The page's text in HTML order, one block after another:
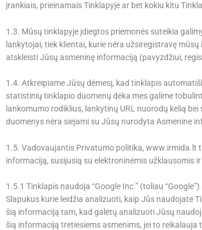
įrankiais, prieinamais Tinklapyje ar bet kokiu kitu
1.3. Mūsų tinklapyje įdiegtos priemonės suteikia
lankytojai, tiek klientai, kurie nėra užsiregistravę
atskleisti Jūsų asmeninę informaciją (pavyzdžiui,
1.4. Atkreipiame Jūsų dėmesį, kad tinklapis
statistinių tinklapio duomenų dėka mes galime
lankomumo rodiklius, lankytinų URL nuorodų kelią
duomenys nėra siejami su Jūsų nurodyta Asmenine
1.5. Vadovaujantis Privatumo politika, www.irmida.lt
informaciją, susijusią su elektroninėmis užklausomis
1.5.1 Tinklapis naudoja “Google Inc.” (toliau
Slapukus kurie leidžia analizuoti, kaip Jūs naudojate
šią informaciją tam, kad galėtų analizuoti Jūsų
šią informaciją tretiesiems asmenims, jei to